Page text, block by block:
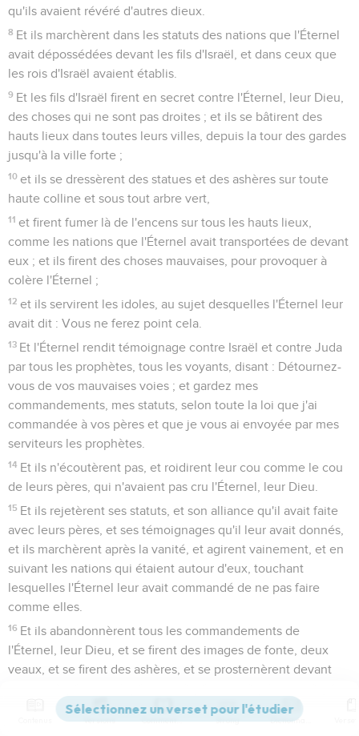
qu'ils avaient révéré d'autres dieux.
8 Et ils marchèrent dans les statuts des nations que l'Éternel
avait dépossédées devant les fils d'Israël, et dans ceux que
les rois d'Israël avaient établis.
9 Et les fils d'Israël firent en secret contre l'Éternel, leur Dieu,
des choses qui ne sont pas droites ; et ils se bâtirent des
hauts lieux dans toutes leurs villes, depuis la tour des gardes
jusqu'à la ville forte ;
10 et ils se dressèrent des statues et des ashères sur toute
haute colline et sous tout arbre vert,
11 et firent fumer là de l'encens sur tous les hauts lieux,
comme les nations que l'Éternel avait transportées de devant
eux ; et ils firent des choses mauvaises, pour provoquer à
colère l'Éternel ;
12 et ils servirent les idoles, au sujet desquelles l'Éternel leur
avait dit : Vous ne ferez point cela.
13 Et l'Éternel rendit témoignage contre Israël et contre Juda
par tous les prophètes, tous les voyants, disant : Détournez-
vous de vos mauvaises voies ; et gardez mes
commandements, mes statuts, selon toute la loi que j'ai
commandée à vos pères et que je vous ai envoyée par mes
serviteurs les prophètes.
14 Et ils n'écoutèrent pas, et roidirent leur cou comme le cou
de leurs pères, qui n'avaient pas cru l'Éternel, leur Dieu.
15 Et ils rejetèrent ses statuts, et son alliance qu'il avait faite
avec leurs pères, et ses témoignages qu'il leur avait donnés,
et ils marchèrent après la vanité, et agirent vainement, et en
suivant les nations qui étaient autour d'eux, touchant
lesquelles l'Éternel leur avait commandé de ne pas faire
comme elles.
16 Et ils abandonnèrent tous les commandements de
l'Éternel, leur Dieu, et se firent des images de fonte, deux
veaux, et se firent des ashères, et se prosternèrent devant
Et ils firent passer leurs fils et leurs filles par le feu, et
Versions Commentaires Strong